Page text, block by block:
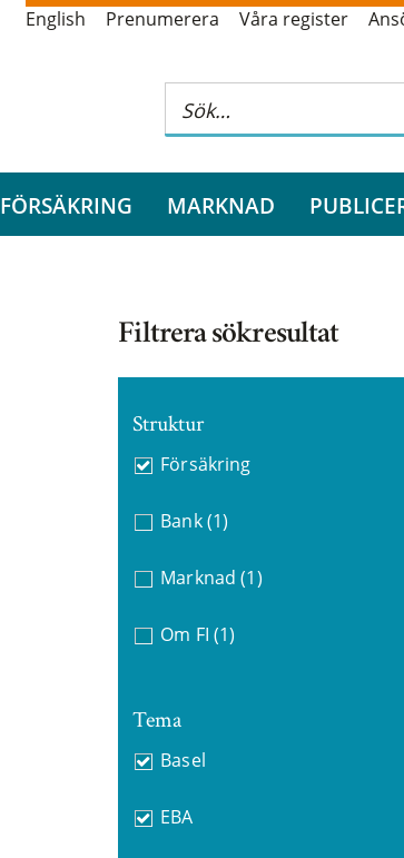
English Prenumerera Våra register
FÖRSÄKRING MARKNAD
Filtrera sökresultat
Struktur
Försäkring
Bank (1)
Marknad (1)
Om FI (1)
Tema
Basel
EBA